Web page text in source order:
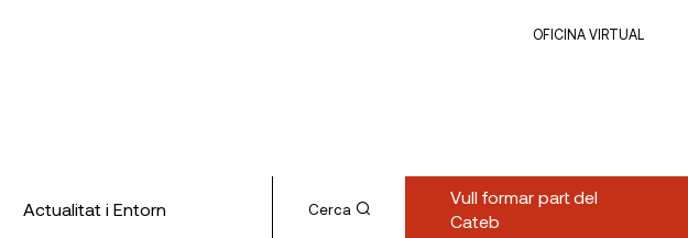
OFICINA VIRTUAL
Actualitat i Entorn Cerca
Vull formar part del
Cateb